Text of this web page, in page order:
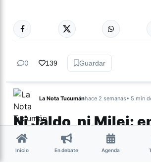
CULTURA
0 139 Guardar
La Nota Tucumánhace 2 semanas• 5 min
Ni Jaldo, ni Milei:
Tucumán hay un
electorado al que
Inicio En debate Agenda